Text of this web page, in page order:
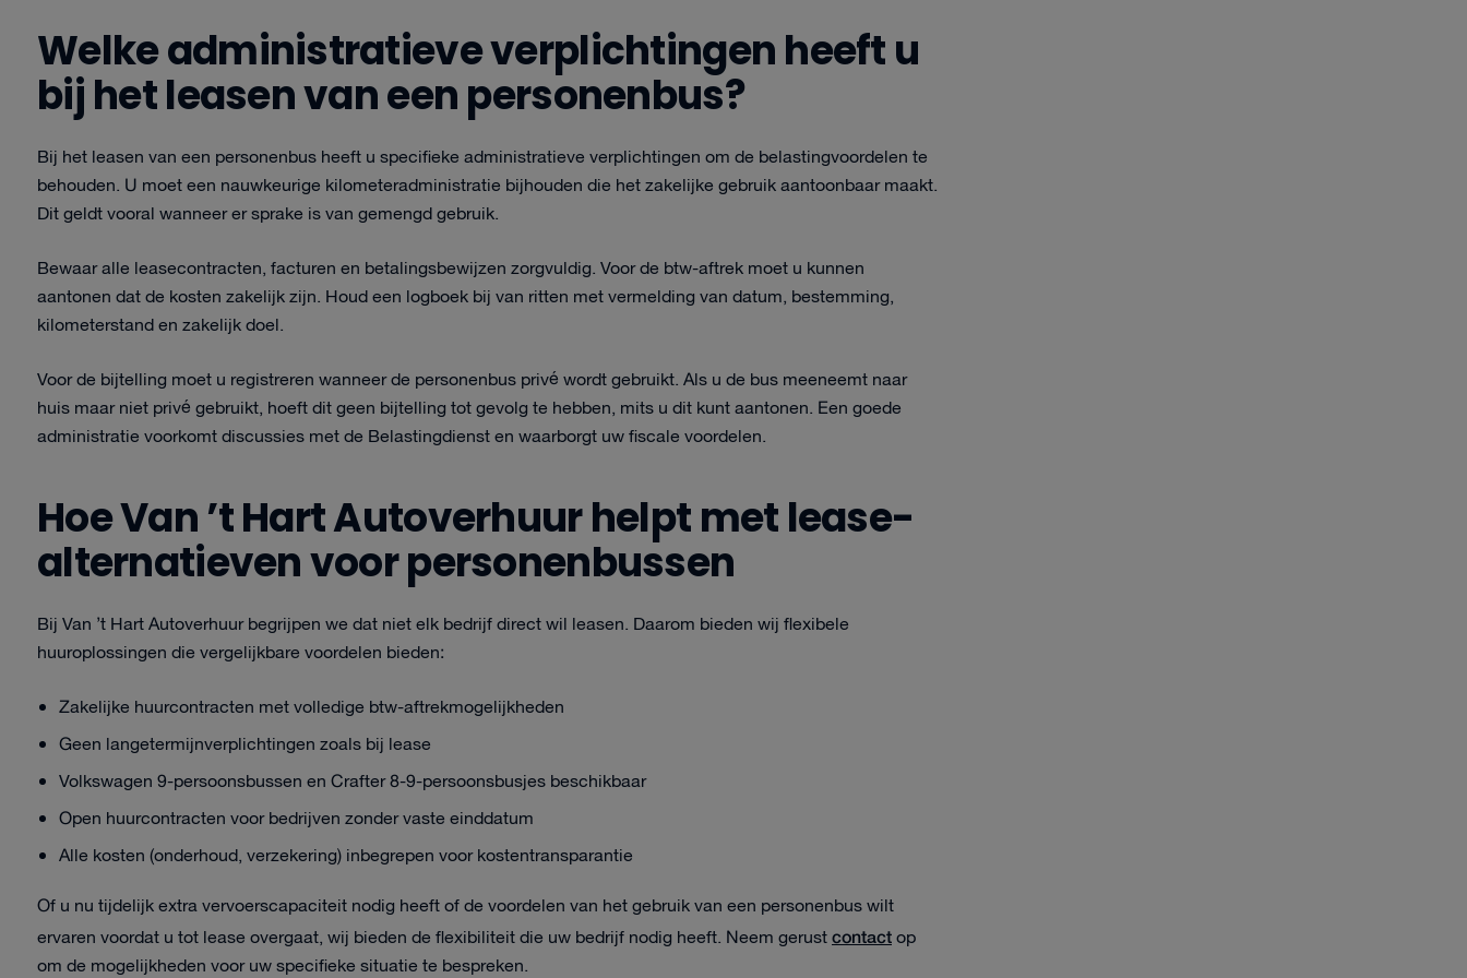
Welke administratieve verplichtingen heeft u
bij het leasen van een personenbus?
Bij het leasen van een personenbus heeft u specifieke administratieve verplichtingen om de belastingvoordelen te
behouden. U moet een nauwkeurige kilometeradministratie bijhouden die het zakelijke gebruik aantoonbaar maakt.
Dit geldt vooral wanneer er sprake is van gemengd gebruik.
Bewaar alle leasecontracten, facturen en betalingsbewijzen zorgvuldig. Voor de btw-aftrek moet u kunnen
aantonen dat de kosten zakelijk zijn. Houd een logboek bij van ritten met vermelding van datum, bestemming,
kilometerstand en zakelijk doel.
Voor de bijtelling moet u registreren wanneer de personenbus privé wordt gebruikt. Als u de bus meeneemt naar
huis maar niet privé gebruikt, hoeft dit geen bijtelling tot gevolg te hebben, mits u dit kunt aantonen. Een goede
administratie voorkomt discussies met de Belastingdienst en waarborgt uw fiscale voordelen.
Hoe Van ’t Hart Autoverhuur helpt met lease-
alternatieven voor personenbussen
Bij Van ’t Hart Autoverhuur begrijpen we dat niet elk bedrijf direct wil leasen. Daarom bieden wij flexibele
huuroplossingen die vergelijkbare voordelen bieden:
Zakelijke huurcontracten met volledige btw-aftrekmogelijkheden
Geen langetermijnverplichtingen zoals bij lease
Volkswagen 9-persoonsbussen en Crafter 8-9-persoonsbusjes beschikbaar
Open huurcontracten voor bedrijven zonder vaste einddatum
Alle kosten (onderhoud, verzekering) inbegrepen voor kostentransparantie
Of u nu tijdelijk extra vervoerscapaciteit nodig heeft of de voordelen van het gebruik van een personenbus wilt
ervaren voordat u tot lease overgaat, wij bieden de flexibiliteit die uw bedrijf nodig heeft. Neem gerustcontactop
om de mogelijkheden voor uw specifieke situatie te bespreken.